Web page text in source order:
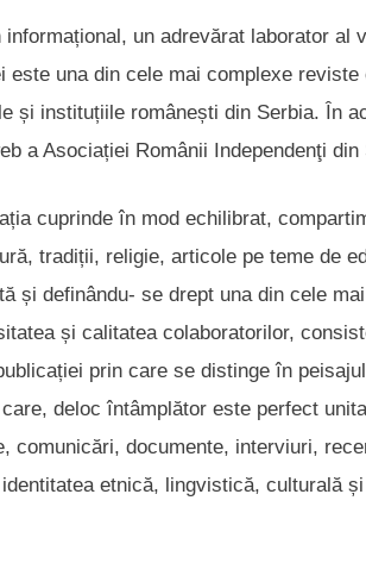
un adrevărat laborator
este una din cele mai complexe
și instituțiile românești din Serbia. În
a Asociației Românii Independenţi
cuprinde în mod echilibrat,
tradiții, religie, articole pe teme de
și definându- se drept una din cele
și calitatea colaboratorilor,
prin care se distinge în
deloc întâmplător este perfect
comunicări, documente, interviuri,
etnică, lingvistică, culturală